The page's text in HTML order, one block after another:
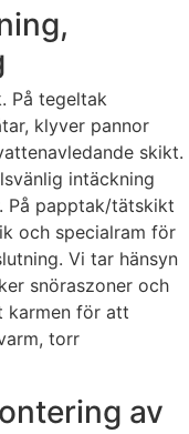
På tegeltak
klyver pannor
skikt.
intäckning
På papptak/tätskikt
och specialram för
Vi tar hänsyn
snöraszoner och
karmen för att
torr
av